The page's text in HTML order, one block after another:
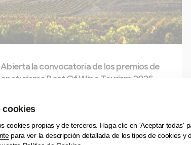
Abierta la convocatoria de los premios de
enoturismo Best Of Wine Tourism 2026
Leer noticia